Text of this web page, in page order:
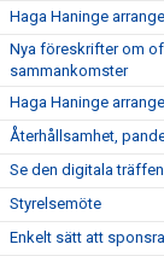
Haga Haninge
Nya föreskrifter om
sammankomster
Haga Haninge
Återhållsamhet,
Se den digitala
Styrelsemöte
Enkelt sätt att